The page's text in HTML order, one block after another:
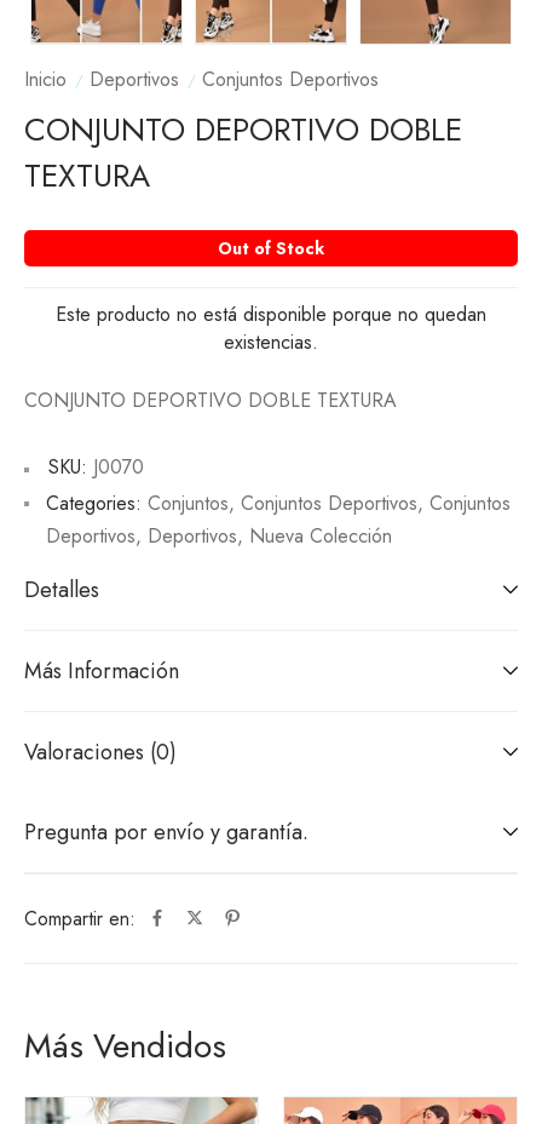
Inicio Deportivos Conjuntos Deportivos
CONJUNTO DEPORTIVO DOBLE
TEXTURA
Out of Stock
Este producto no está disponible porque no quedan
existencias.
CONJUNTO DEPORTIVO DOBLE TEXTURA
Compartir en:
SKU: J0070
Categories: Conjuntos, Conjuntos Deportivos, Conjuntos
Deportivos, Deportivos, Nueva Colección
Detalles
Más Información
Valoraciones (0)
Pregunta por envío y garantía.
Más Vendidos